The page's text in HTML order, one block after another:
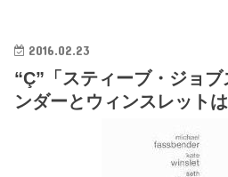
2016.02.23
“Ç”「スティーブ・ジョ
ンダーとウィンスレット